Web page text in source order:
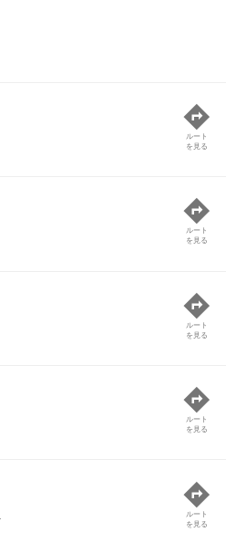
ルート
を見る
ルート
を見る
ルート
を見る
ルート
を見る
ルート
を見る